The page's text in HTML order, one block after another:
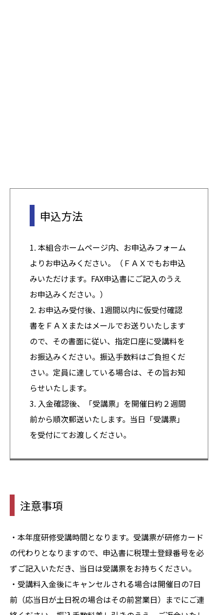
申込方法
1. 本組合ホームページ内、お申込みフォーム
よりお申込みください。（ＦＡＸでもお申込
みいただけます。FAX申込書にご記入のうえ
お申込みください。）
2. お申込み受付後、1週間以内に仮受付確認
書をＦＡＸまたはメールでお送りいたします
ので、その書面に従い、指定口座に受講料を
お振込みください。振込手数料はご負担くだ
さい。定員に達している場合は、その旨お知
らせいたします。
3. 入金確認後、「受講票」を開催日約２週間
前から順次郵送いたします。当日「受講票」
を受付にてお渡しください。
注意事項
・本年度研修受講時間となります。受講票が研修カード
の代わりとなりますので、申込書に税理士登録番号を必
ずご記入いただき、当日は受講票をお持ちください。
・受講料入金後にキャンセルされる場合は開催日の7日
前（応当日が土日祝の場合はその前営業日）までにご連